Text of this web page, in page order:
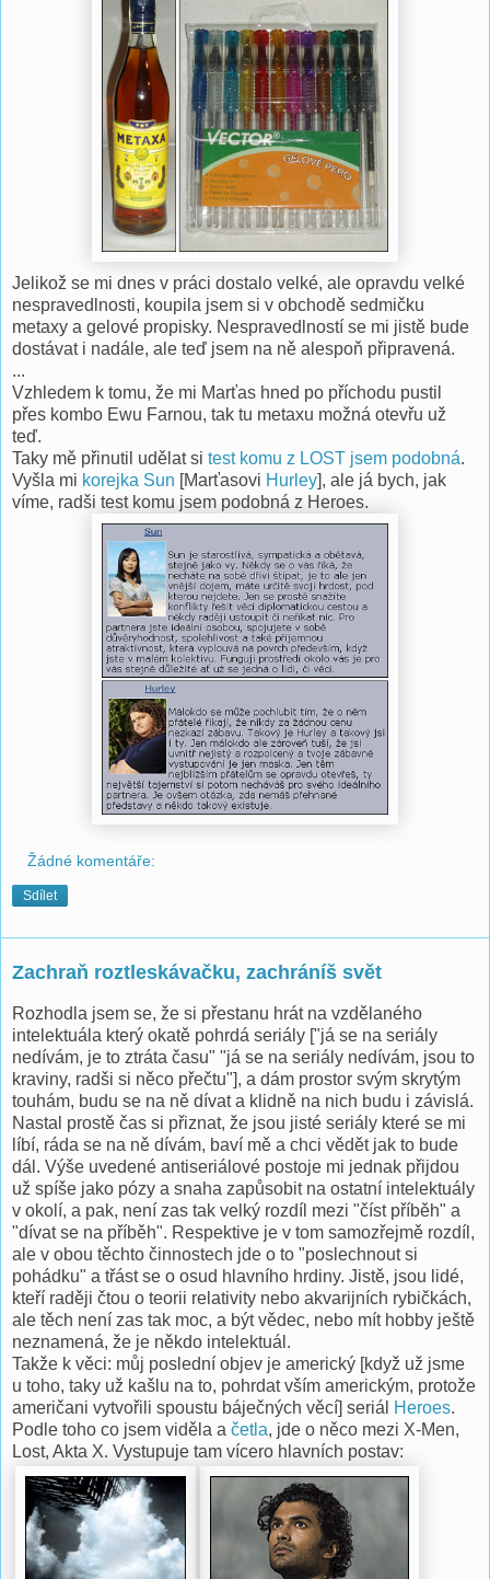
Jelikož se mi dnes v práci dostalo velké, ale opravdu velké
nespravedlnosti, koupila jsem si v obchodě sedmičku
metaxy a gelové propisky. Nespravedlností se mi jistě bude
dostávat i nadále, ale teď jsem na ně alespoň připravená.
...
Vzhledem k tomu, že mi Marťas hned po příchodu pustil
přes kombo Ewu Farnou, tak tu metaxu možná otevřu už
teď.
Taky mě přinutil udělat si test komu z LOST jsem podobná.
Vyšla mi korejka Sun [Marťasovi Hurley], ale já bych, jak
víme, radši test komu jsem podobná z Heroes.
Žádné komentáře:
Sdílet
Zachraň roztleskávačku, zachráníš svět
Rozhodla jsem se, že si přestanu hrát na vzdělaného
intelektuála který okatě pohrdá seriály ["já se na seriály
nedívám, je to ztráta času" "já se na seriály nedívám, jsou to
kraviny, radši si něco přečtu"], a dám prostor svým skrytým
touhám, budu se na ně dívat a klidně na nich budu i závislá.
Nastal prostě čas si přiznat, že jsou jisté seriály které se mi
líbí, ráda se na ně dívám, baví mě a chci vědět jak to bude
dál. Výše uvedené antiseriálové postoje mi jednak přijdou
už spíše jako pózy a snaha zapůsobit na ostatní intelektuály
v okolí, a pak, není zas tak velký rozdíl mezi "číst příběh" a
"dívat se na příběh". Respektive je v tom samozřejmě rozdíl,
ale v obou těchto činnostech jde o to "poslechnout si
pohádku" a třást se o osud hlavního hrdiny. Jistě, jsou lidé,
kteří raději čtou o teorii relativity nebo akvarijních rybičkách,
ale těch není zas tak moc, a být vědec, nebo mít hobby ještě
neznamená, že je někdo intelektuál.
Takže k věci: můj poslední objev je americký [když už jsme
u toho, taky už kašlu na to, pohrdat vším americkým, protože
američani vytvořili spoustu báječných věcí] seriál
Heroes.
Podle toho co jsem viděla a četla, jde o něco mezi X-Men,
Lost, Akta X. Vystupuje tam vícero hlavních postav: